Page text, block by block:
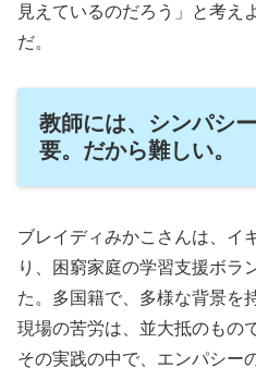
見えているのだろう」と考え
だ。
教師には、シンパシ
要。だから難しい。
ブレイディみかこさんは、イ
り、困窮家庭の学習支援ボラ
た。多国籍で、多様な背景を
現場の苦労は、並大抵のもの
その実践の中で、エンパシー